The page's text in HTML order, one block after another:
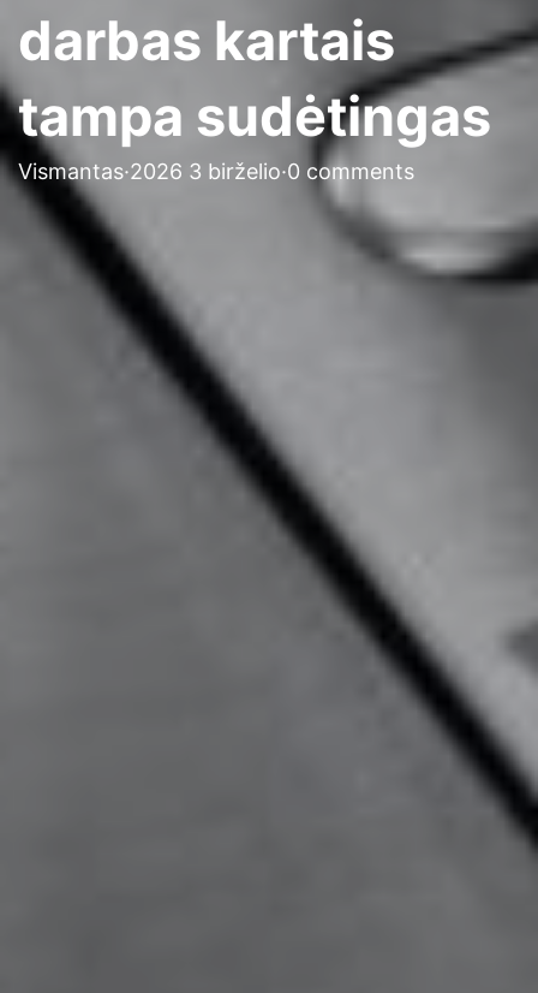
darbas kartais
tampa sudėtingas
Vismantas·2026 3 birželio·0 comments